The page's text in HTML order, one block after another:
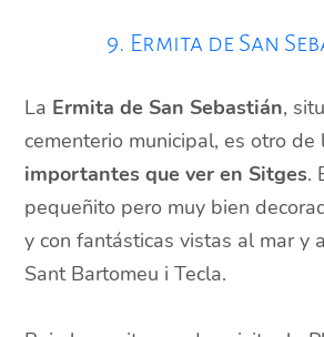
9. Ermita de San
La Ermita de San Sebastián,
cementerio municipal, es otro de
importantes que ver en Sitges.
pequeñito pero muy bien
y con fantásticas vistas al mar y
Sant Bartomeu i Tecla.